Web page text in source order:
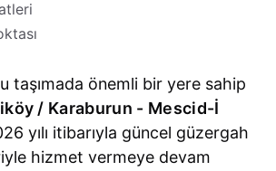
taşımada önemli bir yere sahip
/ Karaburun - Mescid-İ
yılı itibarıyla güncel güzergah
hizmet vermeye devam